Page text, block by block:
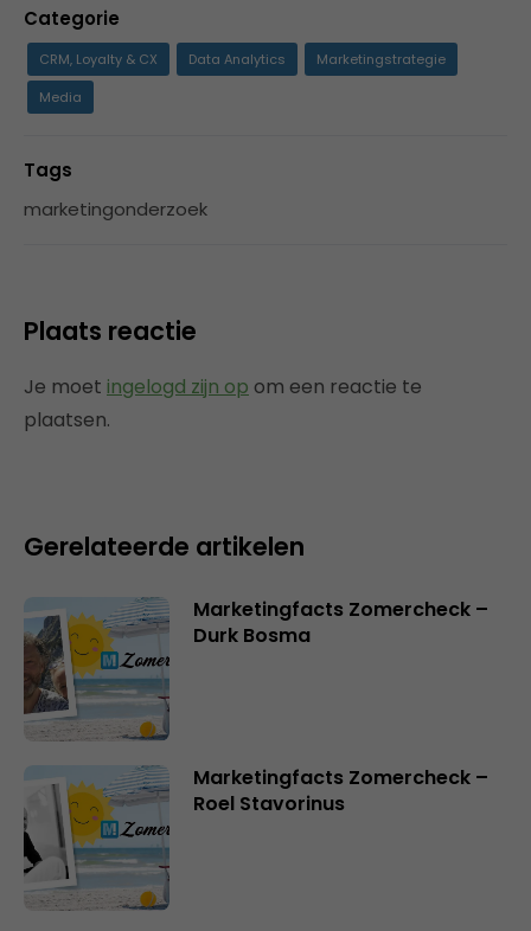
Categorie
CRM, Loyalty & CX Data Analytics
Marketingstrategie
Media
Tags
marketingonderzoek
Plaats reactie
Je moet ingelogd zijn op om een reactie te
plaatsen.
Gerelateerde artikelen
Marketingfacts Zomercheck –
Durk Bosma
Marketingfacts Zomercheck –
Roel Stavorinus